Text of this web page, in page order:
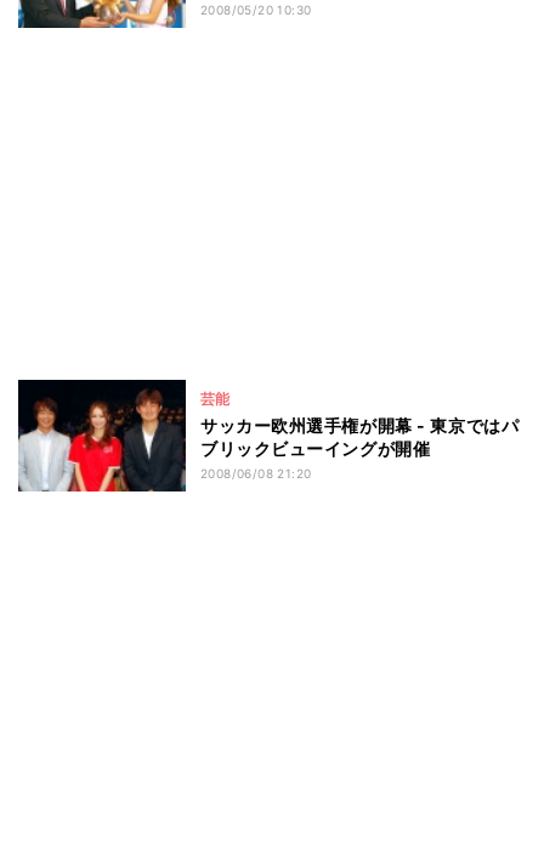
2008/05/20 10:30
芸能
サッカー欧州選手権が開幕 - 東京ではパ
ブリックビューイングが開催
2008/06/08 21:20